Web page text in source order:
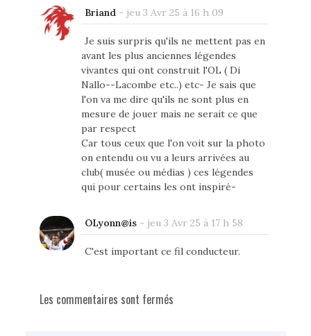
Briand - jeu 3 Avr 25 à 16 h 09
Je suis surpris qu'ils ne mettent pas en
avant les plus anciennes légendes
vivantes qui ont construit l'OL ( Di
Nallo--Lacombe etc..) etc- Je sais que
l'on va me dire qu'ils ne sont plus en
mesure de jouer mais ne serait ce que
par respect
Car tous ceux que l'on voit sur la photo
on entendu ou vu a leurs arrivées au
club( musée ou médias ) ces légendes
qui pour certains les ont inspiré-
OLyonn@is- jeu 3 Avr 25 à 17 h 58
C'est important ce fil conducteur.
Les commentaires sont fermés